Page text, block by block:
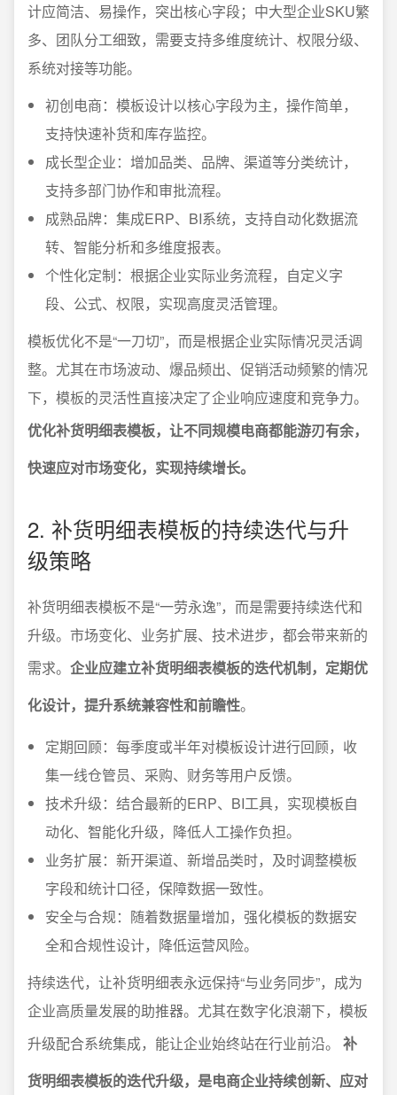
计应简洁、易操作，突出核心字段；中大型企业SKU繁
多、团队分工细致，需要支持多维度统计、权限分级、
系统对接等功能。
初创电商：模板设计以核心字段为主，操作简单，
支持快速补货和库存监控。
成长型企业：增加品类、品牌、渠道等分类统计，
支持多部门协作和审批流程。
成熟品牌：集成ERP、BI系统，支持自动化数据流
转、智能分析和多维度报表。
个性化定制：根据企业实际业务流程，自定义字
段、公式、权限，实现高度灵活管理。
模板优化不是“一刀切”，而是根据企业实际情况灵活调
整。尤其在市场波动、爆品频出、促销活动频繁的情况
下，模板的灵活性直接决定了企业响应速度和竞争力。
优化补货明细表模板，让不同规模电商都能游刃有余，
快速应对市场变化，实现持续增长。
2. 补货明细表模板的持续迭代与升
级策略
补货明细表模板不是“一劳永逸”，而是需要持续迭代和
升级。市场变化、业务扩展、技术进步，都会带来新的
需求。 企业应建立补货明细表模板的迭代机制，定期优
化设计，提升系统兼容性和前瞻性。
定期回顾：每季度或半年对模板设计进行回顾，收
集一线仓管员、采购、财务等用户反馈。
技术升级：结合最新的ERP、BI工具，实现模板自
动化、智能化升级，降低人工操作负担。
业务扩展：新开渠道、新增品类时，及时调整模板
字段和统计口径，保障数据一致性。
安全与合规：随着数据量增加，强化模板的数据安
全和合规性设计，降低运营风险。
持续迭代，让补货明细表永远保持“与业务同步”，成为
企业高质量发展的助推器。尤其在数字化浪潮下，模板
升级配合系统集成，能让企业始终站在行业前沿。 补
货明细表模板的迭代升级，是电商企业持续创新、应对